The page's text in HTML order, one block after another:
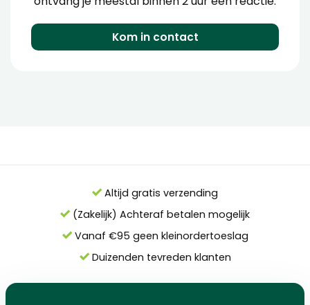
Kom in contact
Altijd gratis verzending
(Zakelijk) Achteraf betalen mogelijk
Vanaf €95 geen kleinordertoeslag
Duizenden tevreden klanten